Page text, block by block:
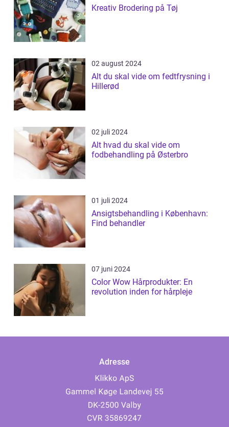
Kreativ Brodering på Tøj
02 august 2024
Alt du skal vide om fedtfrysning i
Hillerød
02 juli 2024
Alt hvad du skal vide om
fodbehandling på Østerbro
01 juli 2024
Ansigtsbehandling i København:
Find behandler
07 juni 2024
Color Wow Hårprodukter: En
revolution inden for hårpleje
Adresse